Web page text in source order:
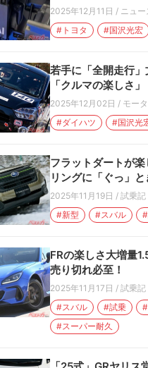
2025年12月11日 / ニュー
#トヨタ
#国沢光宏
若手に「全開走行
「クルマの楽しさ」
2025年12月02日 / モー
#ダイハツ
#国沢光
フラットダートが
リングに「ぐっ」
2025年11月19日 / 試乗記
#新型
#スバル
FRの楽しさ大増量
売り切れ必至！
2025年11月17日 / 試乗記
#スバル
#試乗
#スーパー耐久